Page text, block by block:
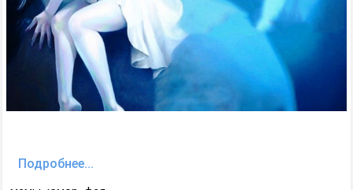
Подробнее...